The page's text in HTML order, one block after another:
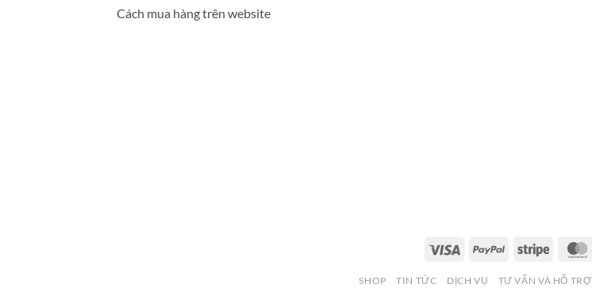
Cách mua hàng trên website
Visa PayPal Stripe
SHOP TIN TỨC DỊCH VỤ TƯ VẤN VÀ HỖ TRỢ